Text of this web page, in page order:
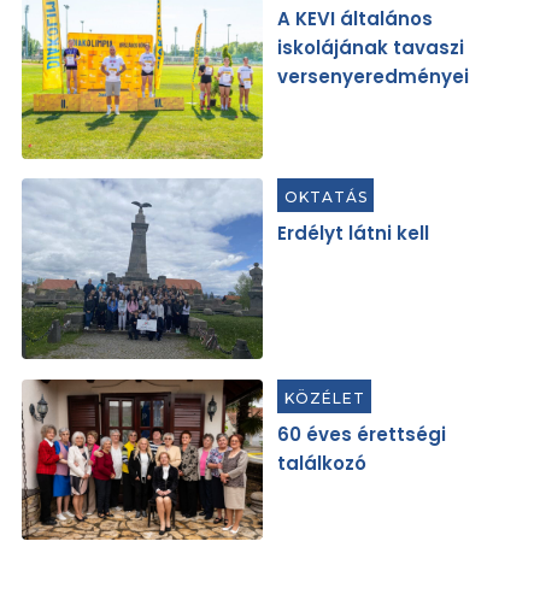
A KEVI általános
iskolájának tavaszi
versenyeredményei
OKTATÁS
Erdélyt látni kell
KÖZÉLET
60 éves érettségi
találkozó